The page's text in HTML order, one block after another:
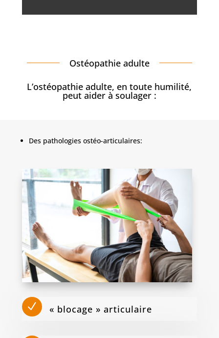
Ostéopathie adulte
L’ostéopathie adulte, en toute humilité,
peut aider à soulager :
Des pathologies ostéo-articulaires:
N « blocage » articulaire